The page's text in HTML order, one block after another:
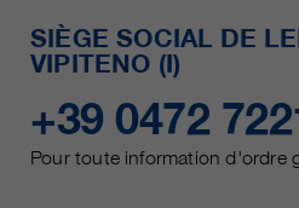
SIÈGE SOCIAL DE
VIPITENO (I)
+39 0472
Pour toute information d'ordre